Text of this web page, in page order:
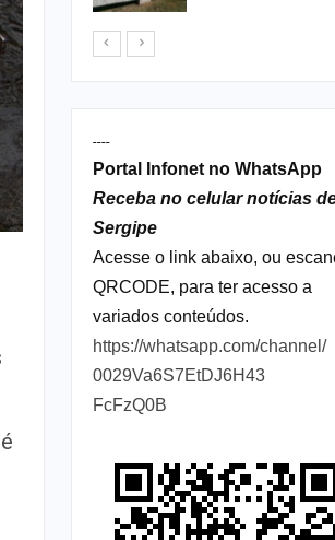
----
Portal Infonet no WhatsApp
Receba no celular notícias
Sergipe
Acesse o link abaixo, ou
QRCODE, para ter acesso a
variados conteúdos.
https://whatsapp.com/channel/
0029Va6S7EtDJ6H43
FcFzQ0B